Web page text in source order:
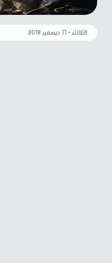
الثلاثاء - ١١ ديسمبر ٢٠١٨